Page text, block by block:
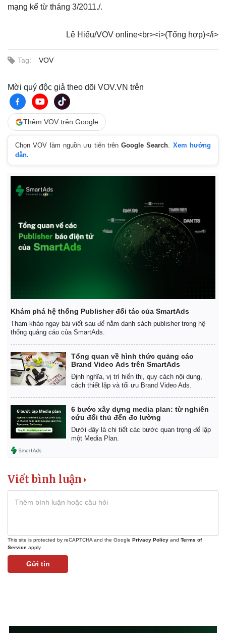
Kinh tế
Bất động sản
mạng kể từ tháng 3/2011./.
Lê Hiếu/VOV online<br><i>(Tổng hợp)</i>
Tag: VOV
Mời quý độc giả theo dõi VOV.VN trên
Thêm VOV trên Google
Chọn VOV làm nguồn ưu tiên trênGoogle Search. Xem hướng
dẫn.
Khám phá hệ thống Publisher đối tác của SmartAds
Tham khảo ngay bài viết sau để nắm danh sách publisher trong hệ
thống quảng cáo của SmartAds.
Tổng quan về hình thức quảng cáo
Brand Video Ads trên SmartAds
Định nghĩa, vị trí hiển thị, quy cách nội dung,
cách thiết lập và tối ưu Brand Video Ads.
6 bước xây dựng media plan: từ nghiên
cứu đối thủ đến đo lường
Dưới đây là chi tiết các bước quan trọng để lập
một Media Plan.
Viết bình luận
This site is protected by reCAPTCHA and the Google Privacy Policy and Terms of
Service apply.
Gửi tin